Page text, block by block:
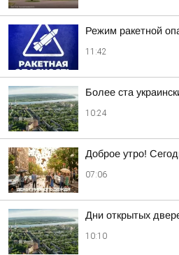
Режим ракетной
11:42
Более ста
10:24
Доброе утро!
07:06
Дни открытых
10:10